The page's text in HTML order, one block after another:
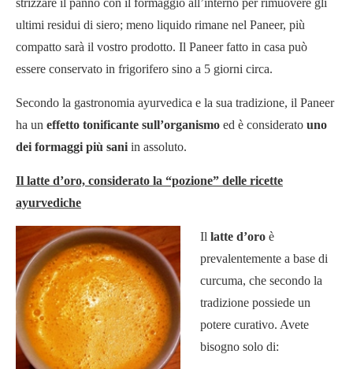
strizzare il panno con il formaggio all’interno per rimuovere gli
ultimi residui di siero; meno liquido rimane nel Paneer, più
compatto sarà il vostro prodotto. Il Paneer fatto in casa può
essere conservato in frigorifero sino a 5 giorni circa.
Secondo la gastronomia ayurvedica e la sua tradizione, il Paneer
ha un effetto tonificante sull’organismo ed è considerato uno
dei formaggi più sani in assoluto.
Il latte d’oro, considerato la “pozione” delle ricette
ayurvediche
Il latte d’oro è
prevalentemente a base di
curcuma, che secondo la
tradizione possiede un
potere curativo. Avete
bisogno solo di: